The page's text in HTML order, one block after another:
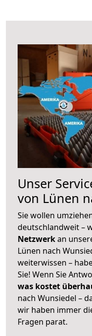
Unser
von Lünen
Sie wollen
deutschlandweit –
Netzwerkan
Lünen nach
weiterwissen –
Sie! Wenn Sie
was kostet
nach Wunsiedel –
wir haben immer
Fragen parat.